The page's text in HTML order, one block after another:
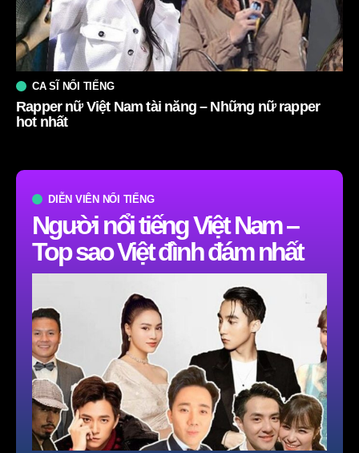
DIỄN VIÊN NỔI TIẾNG
Người nổi tiếng Việt Nam –
Top sao Việt đình đám nhất
CA SĨ NỔI TIẾNG
Rapper nữ Việt Nam tài năng – Những nữ rapper
hot nhất